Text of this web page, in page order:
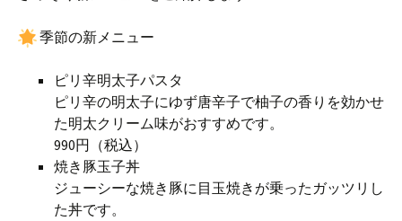
季節の新メニュー
ピリ辛明太子パスタ
ピリ辛の明太子にゆず唐辛子で柚子の香りを効かせ
た明太クリーム味がおすすめです。
990円（税込）
焼き豚玉子丼
ジューシーな焼き豚に目玉焼きが乗ったガッツリし
た丼です。